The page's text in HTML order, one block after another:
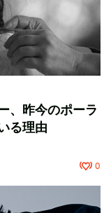
、昨今のポーラ
る理由
0